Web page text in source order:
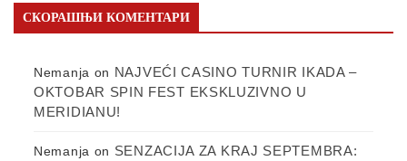
СКОРАШЊИ КОМЕНТАРИ
Nemanja on NAJVEĆI CASINO TURNIR IKADA –
OKTOBAR SPIN FEST EKSKLUZIVNO U
MERIDIANU!
Nemanja on SENZACIJA ZA KRAJ SEPTEMBRA: